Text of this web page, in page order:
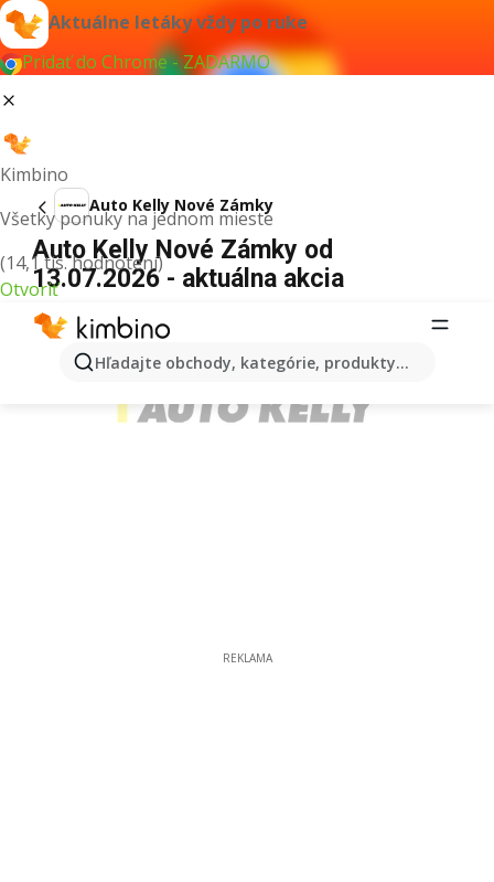
Aktuálne letáky vždy po ruke
Pridať do Chrome - ZADARMO
Kimbino
Všetky ponuky na jednom mieste
(14,1 tis. hodnotení)
Otvoriť
Hľadajte obchody, kategórie, produkty...
Auto Kelly Nové Zámky
Auto Kelly Nové Zámky od
13.07.2026 - aktuálna akcia
REKLAMA